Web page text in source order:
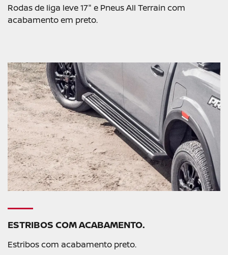
Rodas de liga leve 17" e Pneus All Terrain com
acabamento em preto.
ESTRIBOS COM ACABAMENTO.
Estribos com acabamento preto.